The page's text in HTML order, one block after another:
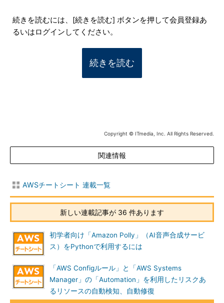
続きを読むには、[続きを読む] ボタンを押して会員登録あ
るいはログインしてください。
続きを読む
Copyright © ITmedia, Inc. All Rights Reserved.
関連情報
AWSチートシート 連載一覧
新しい連載記事が 36 件あります
初学者向け「Amazon Polly」（AI音声合成サービ
ス）をPythonで利用するには
「AWS Configルール」と「AWS Systems
Manager」の「Automation」を利用したリスクあ
るリソースの自動検知、自動修復